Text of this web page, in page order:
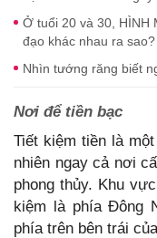
Ở tuổi 20 và 30, HÌNH
đạo khác nhau ra sao?
Nhìn tướng răng biết
Nơi để tiền bạc
Tiết kiệm tiền là
nhiên ngay cả nơi
phong thủy. Khu
kiệm là phía Đông
phía trên bên trái